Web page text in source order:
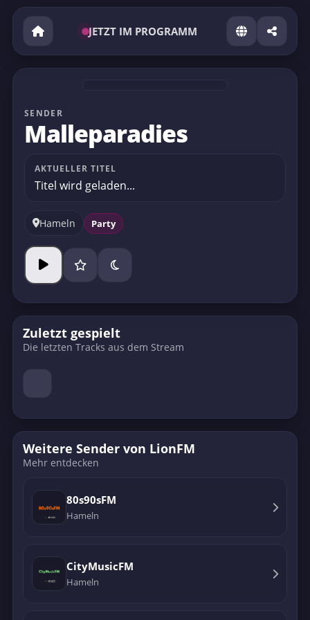
JETZT IM PROGRAMM
SENDER
Malleparadies
AKTUELLER TITEL
Titel wird geladen...
Hameln Party
Zuletzt gespielt
Die letzten Tracks aus dem Stream
Weitere Sender von LionFM
Mehr entdecken
80s90sFM
Hameln
CityMusicFM
Hameln